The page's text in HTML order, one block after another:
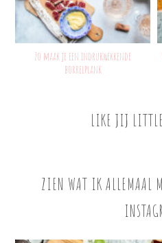
Zo maak je een indrukwekkende
borrelplank
LIKE JIJ
ZIEN WAT IK ALLEMAAL